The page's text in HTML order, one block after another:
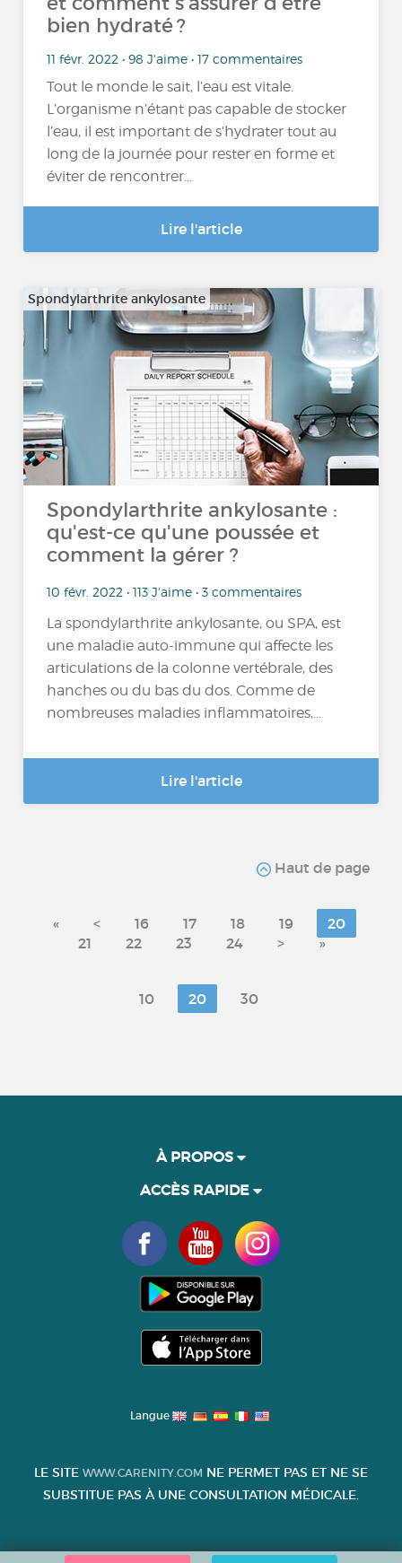
bien hydraté ?
11 févr. 2022 • 98 J'aime • 17 commentaires
Tout le monde le sait, l’eau est vitale.
L’organisme n’étant pas capable de stocker
l’eau, il est important de s’hydrater tout au
long de la journée pour rester en forme et
éviter de rencontrer...
Lire l'article
Spondylarthrite ankylosante
Spondylarthrite ankylosante :
qu'est-ce qu'une poussée et
comment la gérer ?
10 févr. 2022 • 113 J'aime • 3 commentaires
La spondylarthrite ankylosante, ou SPA, est
une maladie auto-immune qui affecte les
articulations de la colonne vertébrale, des
hanches ou du bas du dos. Comme de
nombreuses maladies inflammatoires,...
Lire l'article
Haut de page
« < 16 17 18 19
20
21
22 23 24 > »
10 20 30
À PROPOS
ACCÈS RAPIDE
Langue
LE SITE WWW.CARENITY.COM NE PERMET PAS ET NE SE
SUBSTITUE PAS À UNE CONSULTATION MÉDICALE.